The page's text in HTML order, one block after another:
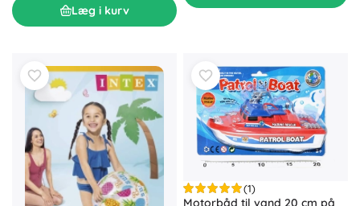
Læg i kurv
(1)
Motorbåd til vand 20 cm på